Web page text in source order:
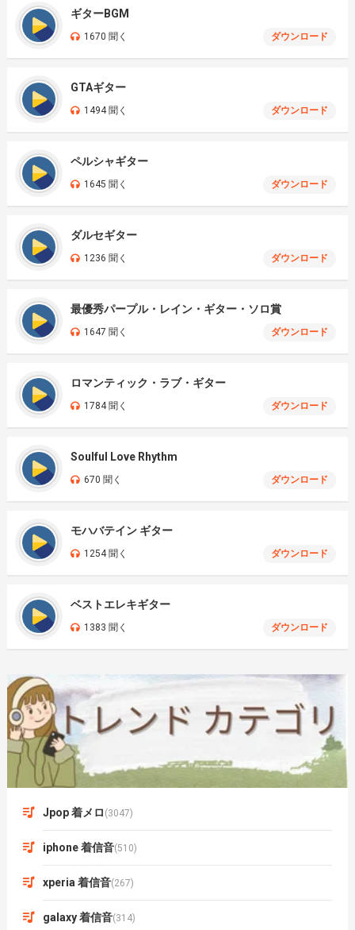
ギターBGM
1670 聞く ダウンロード
GTAギター
1494 聞く ダウンロード
ペルシャギター
1645 聞く ダウンロード
ダルセギター
1236 聞く ダウンロード
最優秀パープル・レイン・ギター・ソロ賞
1647 聞く ダウンロード
ロマンティック・ラブ・ギター
1784 聞く ダウンロード
Soulful Love Rhythm
670 聞く ダウンロード
モハバテイン ギター
1254 聞く ダウンロード
ベストエレキギター
1383 聞く ダウンロード
Jpop 着メロ (3047)
iphone 着信音(510)
xperia 着信音(267)
galaxy 着信音(314)